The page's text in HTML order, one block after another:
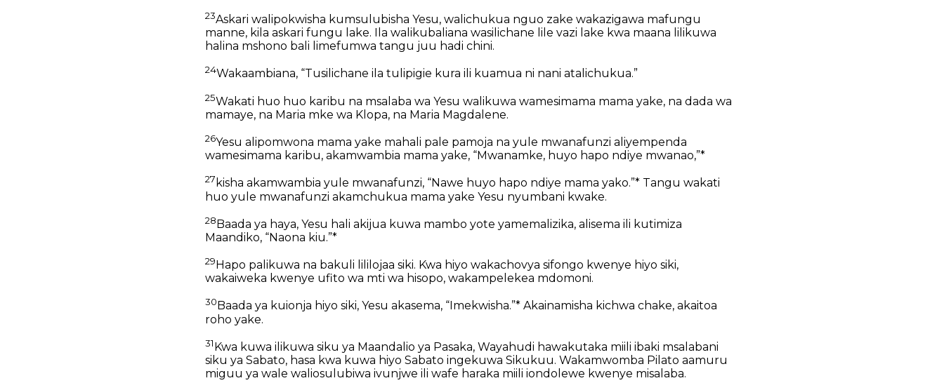
23Askari walipokwisha kumsulubisha Yesu, walichukua nguo zake wakazigawa mafungu
manne, kila askari fungu lake. Ila walikubaliana wasilichane lile vazi lake kwa maana lilikuwa
halina mshono bali limefumwa tangu juu hadi chini.
24Wakaambiana, “Tusilichane ila tulipigie kura ili kuamua ni nani atalichukua.”
25Wakati huo huo karibu na msalaba wa Yesu walikuwa wamesimama mama yake, na dada wa
mamaye, na Maria mke wa Klopa, na Maria Magdalene.
26Yesu alipomwona mama yake mahali pale pamoja na yule mwanafunzi aliyempenda
wamesimama karibu, akamwambia mama yake, “Mwanamke, huyo hapo ndiye mwanao,”*
27 kisha akamwambia yule mwanafunzi, “Nawe huyo hapo ndiye mama yako.”* Tangu wakati
huo yule mwanafunzi akamchukua mama yake Yesu nyumbani kwake.
28Baada ya haya, Yesu hali akijua kuwa mambo yote yamemalizika, alisema ili kutimiza
Maandiko, “Naona kiu.”*
29 Hapo palikuwa na bakuli lililojaa siki. Kwa hiyo wakachovya sifongo kwenye hiyo siki,
wakaiweka kwenye ufito wa mti wa hisopo, wakampelekea mdomoni.
30 Baada ya kuionja hiyo siki, Yesu akasema, “Imekwisha.”* Akainamisha kichwa chake, akaitoa
roho yake.
31Kwa kuwa ilikuwa siku ya Maandalio ya Pasaka, Wayahudi hawakutaka miili ibaki msalabani
siku ya Sabato, hasa kwa kuwa hiyo Sabato ingekuwa Sikukuu. Wakamwomba Pilato aamuru
miguu ya wale waliosulubiwa ivunjwe ili wafe haraka miili iondolewe kwenye misalaba.